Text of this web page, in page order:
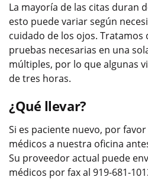
La mayoría de las citas duran
esto puede variar según
cuidado de los ojos.
pruebas necesarias en una
múltiples, por lo que algunas
de tres horas.
¿Qué llevar?
Si es paciente nuevo, por
médicos a nuestra oficina
Su proveedor actual puede
médicos por fax al 919-681-